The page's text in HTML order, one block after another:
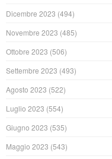
Dicembre 2023 (494)
Novembre 2023 (485)
Ottobre 2023 (506)
Settembre 2023 (493)
Agosto 2023 (522)
Luglio 2023 (554)
Giugno 2023 (535)
Maggio 2023 (543)